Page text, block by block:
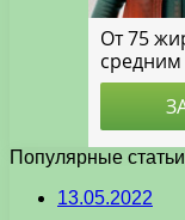
Популярные статьи
13.05.2022